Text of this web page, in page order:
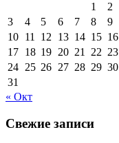
1
2
3
4 5 6 7 8
9
10 11 12 13 14 15 16
17 18 19 20 21 22 23
24 25 26 27 28 29 30
31
« Окт
Свежие записи